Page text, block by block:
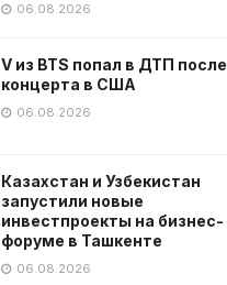
06.08.2026
V из BTS попал в ДТП после
концерта в США
06.08.2026
Казахстан и Узбекистан
запустили новые
инвестпроекты на бизнес-
форуме в Ташкенте
06.08.2026